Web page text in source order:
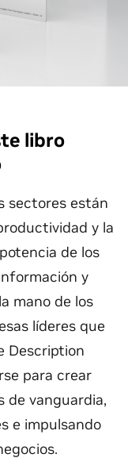
libro
sectores están
y la
de los
y
mano de los
líderes que
Description
para crear
de vanguardia,
e impulsando